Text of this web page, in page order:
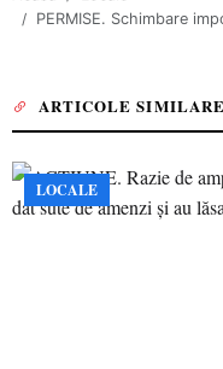
PERMISE. Schimbare
ARTICOLE SIMILARE
LOCALE